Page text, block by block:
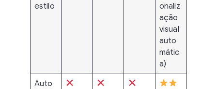
estilo
onaliz
ação
visual
auto
mátic
a)
Auto